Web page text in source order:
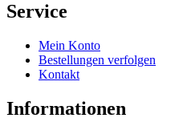
Service
Mein Konto
Bestellungen verfolgen
Kontakt
Informationen